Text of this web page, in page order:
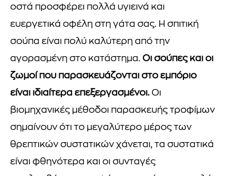
οστά προσφέρει πολλά υγιεινά και
ευεργετικά οφέλη στη γάτα σας. Η σπιτική
σούπα είναι πολύ καλύτερη από την
αγορασμένη στο κατάστημα. Οι σούπες και οι
ζωμοί που παρασκευάζονται στο εμπόριο
είναι ιδιαίτερα επεξεργασμένοι. Οι
βιομηχανικές μέθοδοι παρασκευής τροφίμων
σημαίνουν ότι το μεγαλύτερο μέρος των
θρεπτικών συστατικών χάνεται, τα συστατικά
είναι φθηνότερα και οι συνταγές